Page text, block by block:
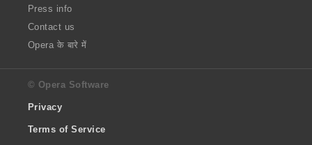
Press info
Contact us
Opera के बारे में
© Opera Software
Privacy
Terms of Service